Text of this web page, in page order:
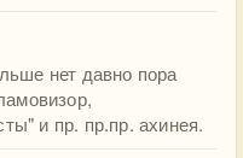
нет давно пора
и пр. пр.пр. ахинея.